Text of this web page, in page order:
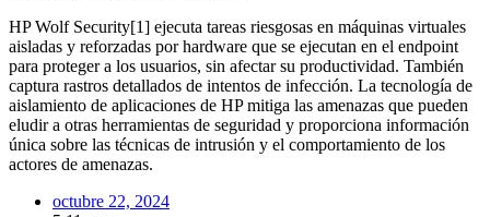
HP Wolf Security[1] ejecuta tareas riesgosas en máquinas virtuales
aisladas y reforzadas por hardware que se ejecutan en el endpoint
para proteger a los usuarios, sin afectar su productividad. También
captura rastros detallados de intentos de infección. La tecnología de
aislamiento de aplicaciones de HP mitiga las amenazas que pueden
eludir a otras herramientas de seguridad y proporciona información
única sobre las técnicas de intrusión y el comportamiento de los
actores de amenazas.
octubre 22, 2024